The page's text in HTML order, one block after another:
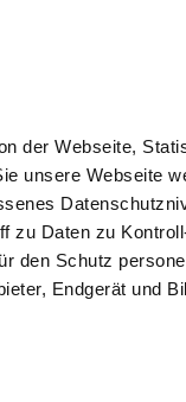
der Webseite,
unsere Webseite
zu Daten zu
den Schutz
Endgerät und